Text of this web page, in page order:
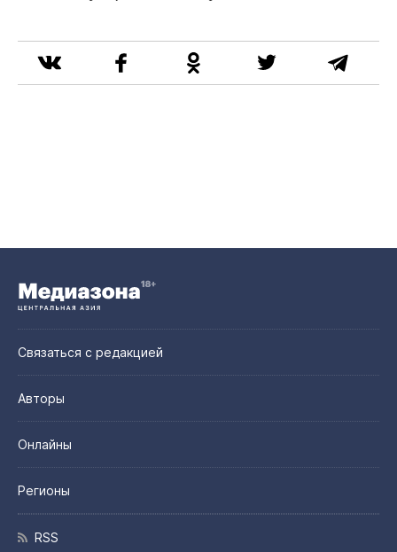
Связаться с редакцией
Авторы
Онлайны
Регионы
RSS